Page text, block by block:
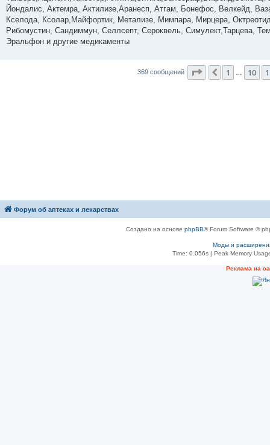
е
и
е
Йондалис, Актемра, Актилизе,Аранесп, Атгам, Бонефос, Велкейд,
Кселода, Ксолар,Майфортик, Метализе, Мимпара, Мирцера,
Рибомустин, Сандиммун, Селлсепт, Сероквель, Симулект,Тарцева,
Эральфон и другие медикаменты
369 сообщений Страница 12из
Пред.
1 … 10
Форум об аптеках и лекарствах
Создано на основе phpBB® Forum Software ©
Моды и
Time: 0.056s| Peak Memory
Рeклама на